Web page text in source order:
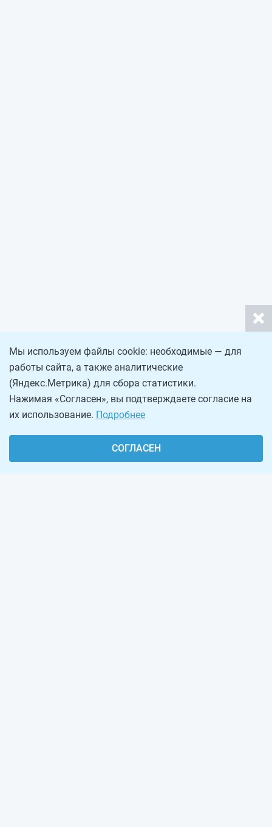
Мы используем файлы cookie: необходимые — для
работы сайта, а также аналитические
(Яндекс.Метрика) для сбора статистики.
Нажимая «Согласен», вы подтверждаете согласие на
их использование. Подробнее
СОГЛАСЕН